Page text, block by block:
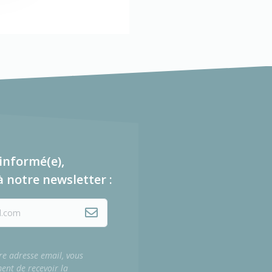
notre newsletter :
adresse email, vous
de recevoir la